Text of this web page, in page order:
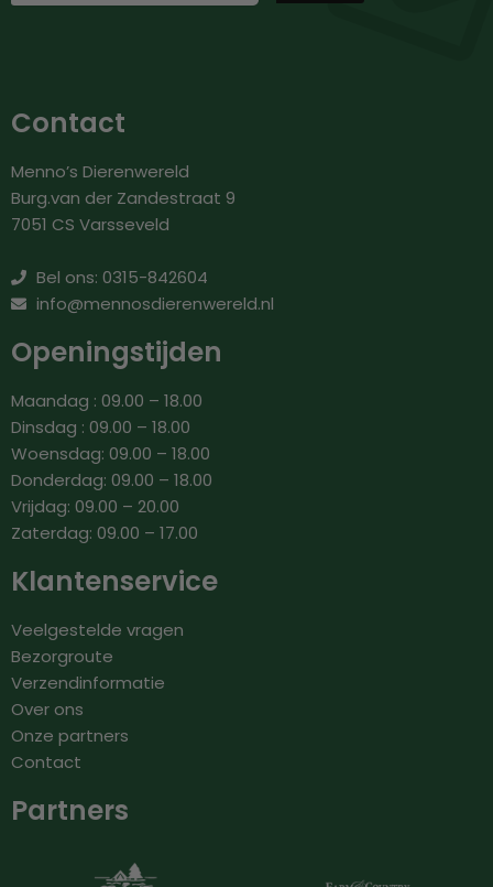
Contact
Menno’s Dierenwereld
Burg.van der Zandestraat 9
7051 CS Varsseveld
Bel ons: 0315-842604
info@mennosdierenwereld.nl
Openingstijden
Maandag : 09.00 – 18.00
Dinsdag : 09.00 – 18.00
Woensdag: 09.00 – 18.00
Donderdag: 09.00 – 18.00
Vrijdag: 09.00 – 20.00
Zaterdag: 09.00 – 17.00
Klantenservice
Veelgestelde vragen
Bezorgroute
Verzendinformatie
Over ons
Onze partners
Contact
Partners